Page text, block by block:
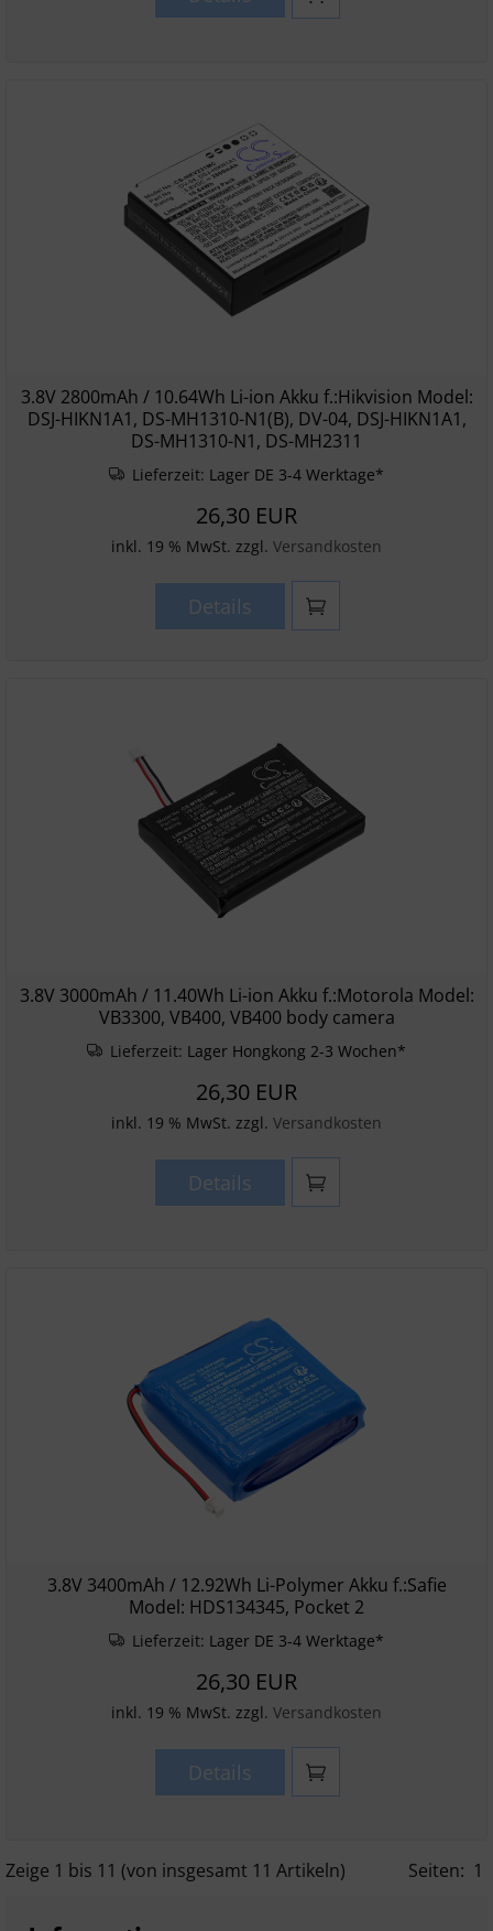
3.8V 2800mAh / 10.64Wh Li-ion Akku f.:Hikvision Model:
DSJ-HIKN1A1, DS-MH1310-N1(B), DV-04, DSJ-HIKN1A1,
DS-MH1310-N1, DS-MH2311
Lieferzeit: Lager DE 3-4 Werktage*
26,30 EUR
inkl. 19 % MwSt. zzgl. Versandkosten
Details
3.8V 3000mAh / 11.40Wh Li-ion Akku f.:Motorola Model:
VB3300, VB400, VB400 body camera
Lieferzeit: Lager Hongkong 2-3 Wochen*
26,30 EUR
inkl. 19 % MwSt. zzgl. Versandkosten
Details
3.8V 3400mAh / 12.92Wh Li-Polymer Akku f.:Safie
Model: HDS134345, Pocket 2
Lieferzeit: Lager DE 3-4 Werktage*
26,30 EUR
inkl. 19 % MwSt. zzgl. Versandkosten
Details
Zeige 1 bis 11 (von insgesamt 11 Artikeln) Seiten: 1